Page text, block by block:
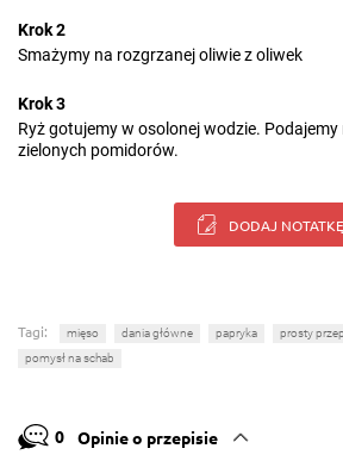
Krok 2
Smażymy na rozgrzanej oliwie z oliwek
Krok 3
Ryż gotujemy w osolonej wodzie. Podajemy
zielonych pomidorów.
DODAJ NOTATKĘ
Tagi: mięso dania główne papryka prosty
pomysł na schab
0 Opinie o przepisie